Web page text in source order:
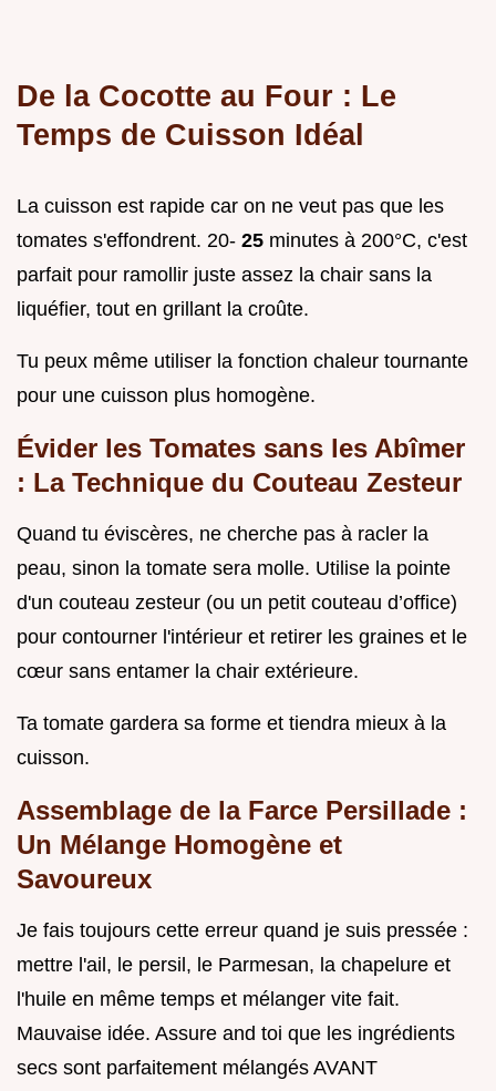
De la Cocotte au Four : Le
Temps de Cuisson Idéal
La cuisson est rapide car on ne veut pas que les
tomates s'effondrent. 20- 25 minutes à 200°C, c'est
parfait pour ramollir juste assez la chair sans la
liquéfier, tout en grillant la croûte.
Tu peux même utiliser la fonction chaleur tournante
pour une cuisson plus homogène.
Évider les Tomates sans les Abîmer
: La Technique du Couteau Zesteur
Quand tu éviscères, ne cherche pas à racler la
peau, sinon la tomate sera molle. Utilise la pointe
d'un couteau zesteur (ou un petit couteau d’office)
pour contourner l'intérieur et retirer les graines et le
cœur sans entamer la chair extérieure.
Ta tomate gardera sa forme et tiendra mieux à la
cuisson.
Assemblage de la Farce Persillade :
Un Mélange Homogène et
Savoureux
Je fais toujours cette erreur quand je suis pressée :
mettre l'ail, le persil, le Parmesan, la chapelure et
l'huile en même temps et mélanger vite fait.
Mauvaise idée. Assure and toi que les ingrédients
secs sont parfaitement mélangés AVANT